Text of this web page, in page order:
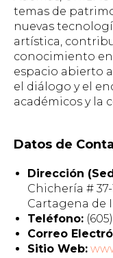
temas de
nuevas
artística,
conocimiento en
espacio abierto
el diálogo y el
académicos y la
Datos de
Dirección
Chichería #
Cartagena de
Teléfono:
Correo
Sitio Web: